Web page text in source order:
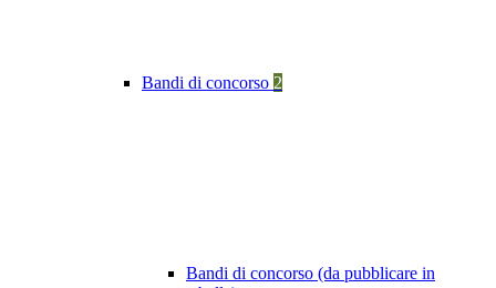
Bandi di concorso 2
Bandi di concorso (da pubblicare in